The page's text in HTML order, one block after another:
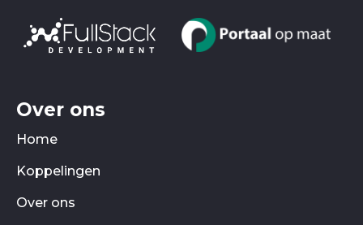
Over ons
Home
Koppelingen
Over ons